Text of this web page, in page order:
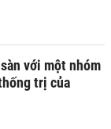
với một nhóm
trị của